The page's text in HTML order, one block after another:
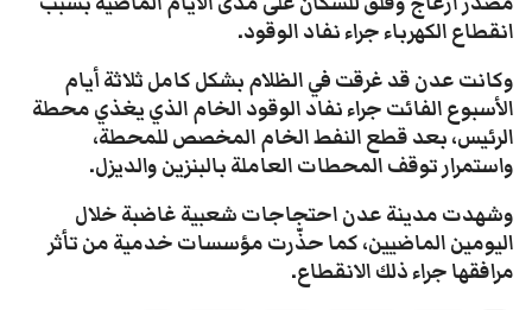
انقطاع الكهرباء جراء نفاد الوقود.
وكانت عدن قد غرقت في الظلام بشكل كامل ثلاثة أيام
الأسبوع الفائت جراء نفاد الوقود الخام الذي يغذي محطة
الرئيس، بعد قطع النفط الخام المخصص للمحطة،
واستمرار توقف المحطات العاملة بالبنزين والديزل.
وشهدت مدينة عدن احتجاجات شعبية غاضبة خلال
اليومين الماضيين، كما حذّرت مؤسسات خدمية من تأثر
مرافقها جراء ذلك الانقطاع.